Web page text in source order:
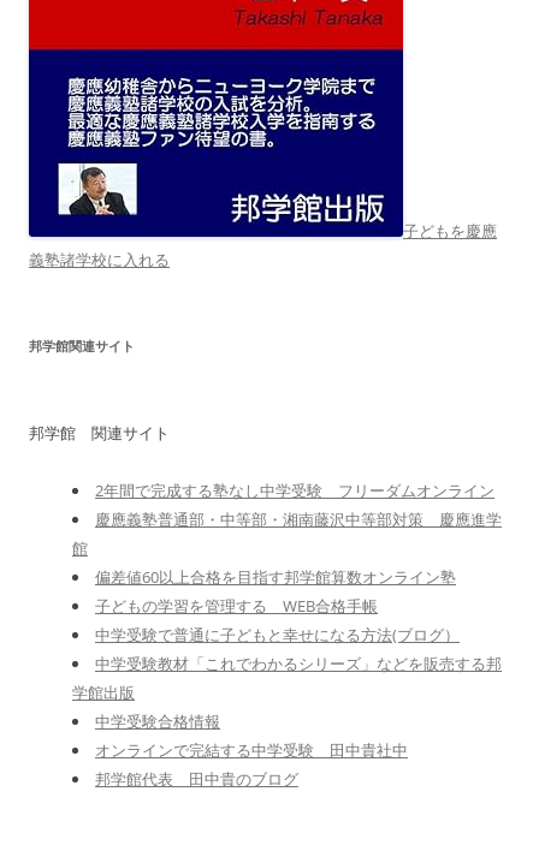
子どもを慶應
義塾諸学校に入れる
邦学館関連サイト
邦学館 関連サイト
2年間で完成する塾なし中学受験 フリーダムオンライン
慶應義塾普通部・中等部・湘南藤沢中等部対策 慶應進学
館
偏差値60以上合格を目指す邦学館算数オンライン塾
子どもの学習を管理する WEB合格手帳
中学受験で普通に子どもと幸せになる方法(ブログ）
中学受験教材「これでわかるシリーズ」などを販売する邦
学館出版
中学受験合格情報
オンラインで完結する中学受験 田中貴社中
邦学館代表 田中貴のブログ